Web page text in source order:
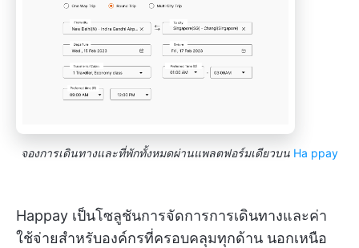
จองการเดินทางและที่พักทั้งหมดผ่านแพลตฟอร์มเดียวบน Ha ppay
Happay เป็นโซลูชันการจัดการการเดินทางและค่า
ใช้จ่ายสำหรับองค์กรที่ครอบคลุมทุกด้าน นอกเหนือ